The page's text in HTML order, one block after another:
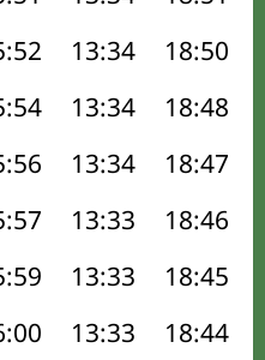
13:34 18:50
13:34 18:48
13:34 18:47
13:33 18:46
13:33 18:45
13:33 18:44